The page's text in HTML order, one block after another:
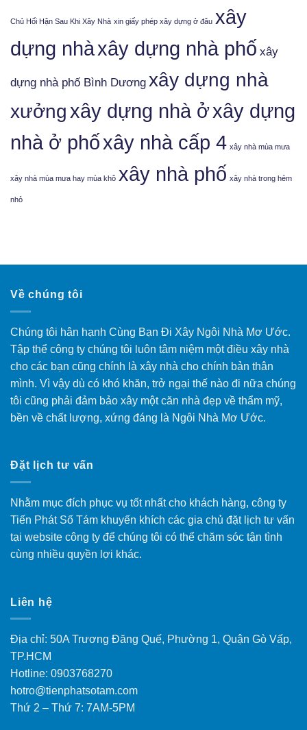
Chủ Hối Hận Sau Khi Xây Nhà xin giấy phép xây dựng ở đâu xây
dựng nhàxây dựng nhà phố xây
dựng nhà phố Bình Dương xây dựng nhà
xưởngxây dựng nhà ởxây dựng
nhà ở phốxây nhà cấp 4 xây nhà mùa mưa
xây nhà mùa mưa hay mùa khô xây nhà phố xây nhà trong hẻm
nhỏ
Về chúng tôi
Chúng tôi hân hạnh Cùng Bạn Đi Xây Ngôi Nhà Mơ Ước.
Tập thể công ty chúng tôi luôn tâm niệm một điều xây nhà
cho các bạn cũng chính là xây nhà cho chính bản thân
mình. Vì vậy dù có khó khăn, trở ngại thế nào đi nữa chúng
tôi cũng phải đảm bảo xây một căn nhà đẹp về thẩm mỹ,
bền về chất lượng, xứng đáng là Ngôi Nhà Mơ Ước.
Đặt lịch tư vấn
Nhằm mục đích phục vụ tốt nhất cho khách hàng, công ty
Tiến Phát Số Tám khuyến khích các gia chủ đặt lịch tư vấn
tại website công ty để chúng tôi có thể chăm sóc tận tình
cùng nhiều quyền lợi khác.
Liên hệ
Địa chỉ: 50A Trương Đăng Quế, Phường 1, Quận Gò Vấp,
TP.HCM
Hotline: 0903768270
hotro@tienphatsotam.com
Thứ 2 – Thứ 7: 7AM-5PM